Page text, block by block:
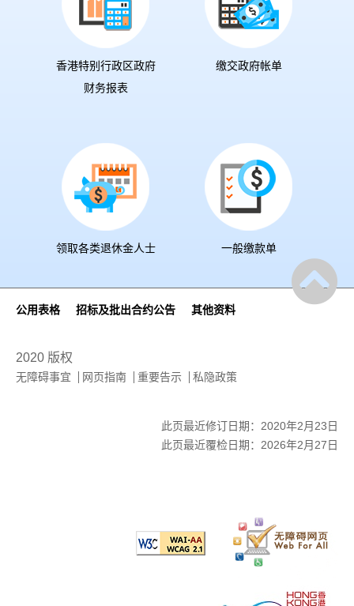
香港特别行政区政府
财务报表
缴交政府帐单
领取各类退休金人士 一般缴款单
公用表格 招标及批出合约公告 其他资料
2020 版权
无障碍事宜 网页指南 重要告示 私隐政策
此页最近修订日期：2020年2月23日
此页最近覆检日期：2026年2月27日